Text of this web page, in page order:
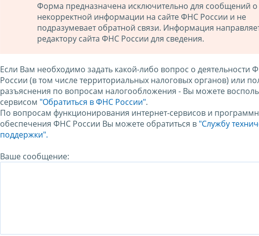
Форма предназначена исключительно для сообщений о
некорректной информации на сайте ФНС России и не
подразумевает обратной связи. Информация
редактору сайта ФНС России для сведения.
Если Вам необходимо задать какой-либо вопрос о деятельности
России (в том числе территориальных налоговых органов) или
разъяснения по вопросам налогообложения - Вы можете
сервисом "Обратиться в ФНС России".
По вопросам функционирования интернет-сервисов и
обеспечения ФНС России Вы можете обратиться в "Службу
поддержки".
Ваше сообщение: